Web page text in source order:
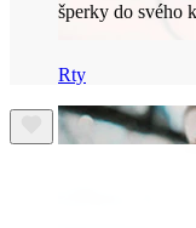
Rty
šperky do svého